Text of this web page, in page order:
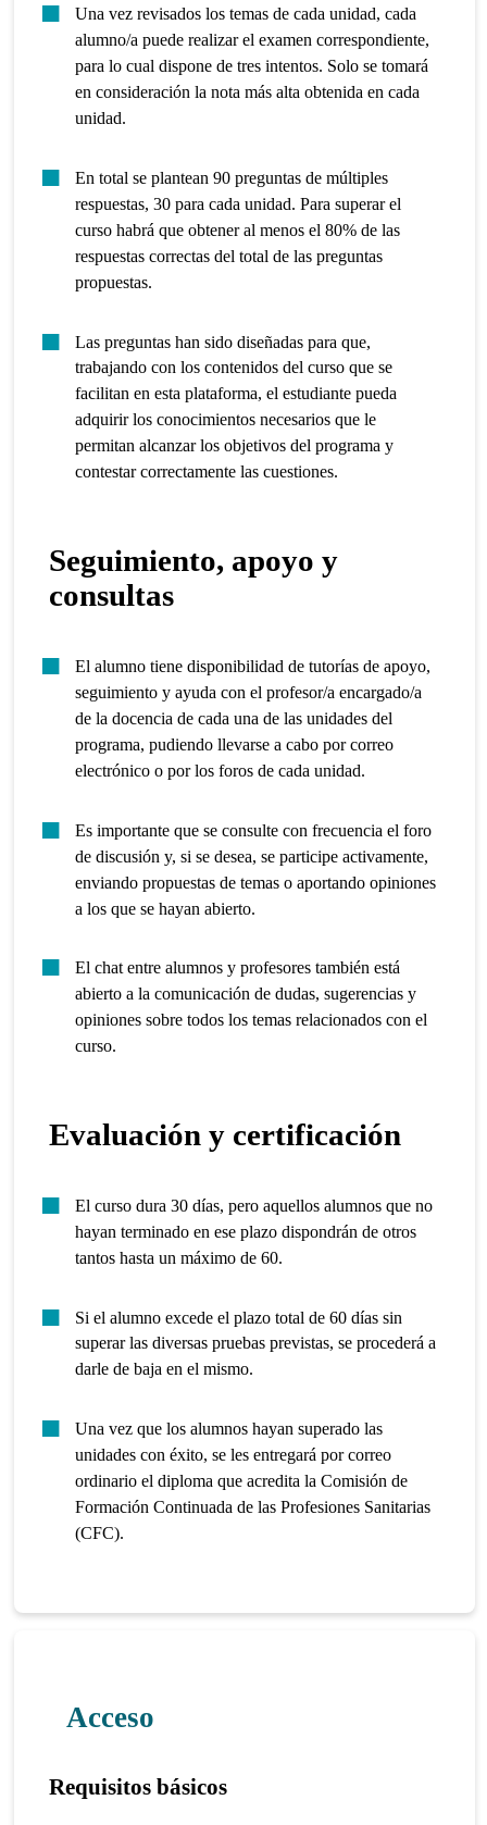
Una vez revisados los temas de cada unidad, cada
alumno/a puede realizar el examen correspondiente,
para lo cual dispone de tres intentos. Solo se tomará
en consideración la nota más alta obtenida en cada
unidad.
En total se plantean 90 preguntas de múltiples
respuestas, 30 para cada unidad. Para superar el
curso habrá que obtener al menos el 80% de las
respuestas correctas del total de las preguntas
propuestas.
Las preguntas han sido diseñadas para que,
trabajando con los contenidos del curso que se
facilitan en esta plataforma, el estudiante pueda
adquirir los conocimientos necesarios que le
permitan alcanzar los objetivos del programa y
contestar correctamente las cuestiones.
Seguimiento, apoyo y
consultas
El alumno tiene disponibilidad de tutorías de apoyo,
seguimiento y ayuda con el profesor/a encargado/a
de la docencia de cada una de las unidades del
programa, pudiendo llevarse a cabo por correo
electrónico o por los foros de cada unidad.
Es importante que se consulte con frecuencia el foro
de discusión y, si se desea, se participe activamente,
enviando propuestas de temas o aportando opiniones
a los que se hayan abierto.
El chat entre alumnos y profesores también está
abierto a la comunicación de dudas, sugerencias y
opiniones sobre todos los temas relacionados con el
curso.
Evaluación y certificación
El curso dura 30 días, pero aquellos alumnos que no
hayan terminado en ese plazo dispondrán de otros
tantos hasta un máximo de 60.
Si el alumno excede el plazo total de 60 días sin
superar las diversas pruebas previstas, se procederá a
darle de baja en el mismo.
Una vez que los alumnos hayan superado las
unidades con éxito, se les entregará por correo
ordinario el diploma que acredita la Comisión de
Formación Continuada de las Profesiones Sanitarias
(CFC).
Acceso
Requisitos básicos